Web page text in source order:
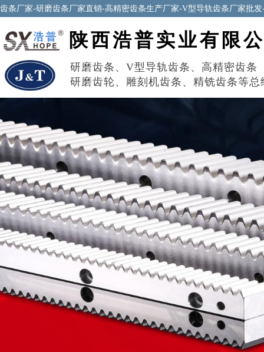
齿条厂家-研磨齿条厂家直销-高精密齿条生产厂家-V型导轨齿条厂家批
研磨齿条 、 V型导轨齿条 、 高精密齿条
研磨齿轮 、 雕刻机齿条 、 精铣齿条等总
陕西浩普实业有限